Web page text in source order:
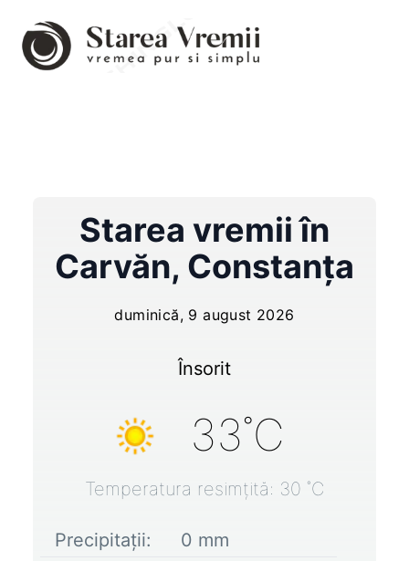
Starea vremii în
Carvăn, Constanța
duminică, 9 august 2026
Însorit
33˚C
Temperatura resimțită: 30 ˚C
Precipitații: 0 mm